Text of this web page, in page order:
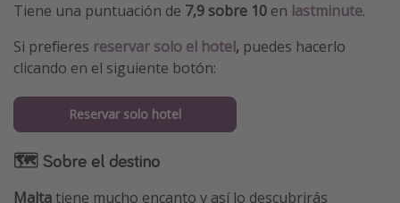
Tiene una puntuación de 7,9 sobre 10 en lastminute.
Si prefieres reservar solo el hotel, puedes hacerlo
clicando en el siguiente botón:
Reservar solo hotel
🗺 Sobre el destino
Malta tiene mucho encanto y así lo descubrirás